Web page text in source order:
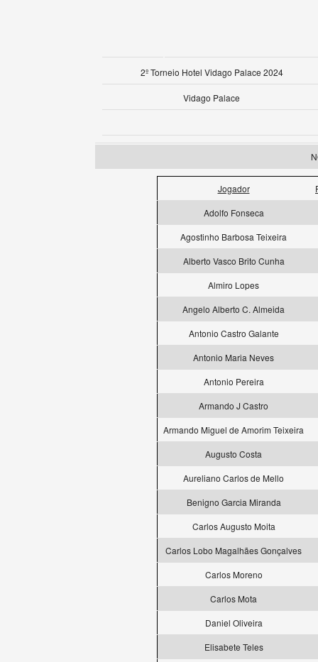
2º Torneio Hotel Vidago Palace 2024
Vidago Palace
Jogador
Adolfo Fonseca
Agostinho Barbosa Teixeira
Alberto Vasco Brito Cunha
Almiro Lopes
Angelo Alberto C. Almeida
Antonio Castro Galante
Antonio Maria Neves
Antonio Pereira
Armando J Castro
Armando Miguel de Amorim Teixeira
Augusto Costa
Aureliano Carlos de Mello
Benigno Garcia Miranda
Carlos Augusto Moita
Carlos Lobo Magalhães Gonçalves
Carlos Moreno
Carlos Mota
Daniel Oliveira
Elisabete Teles